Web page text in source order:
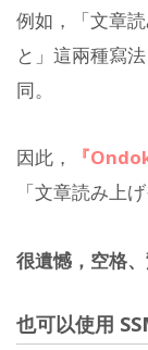
例如，「文章
と」這兩種寫
同。
因此， 『
「文章読み上
很遺憾，空格
也可以使用